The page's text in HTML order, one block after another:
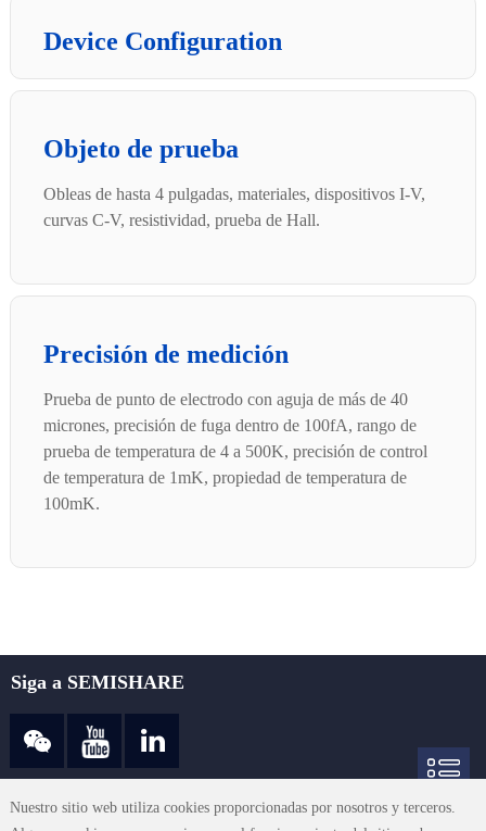
Nuestro sitio web utiliza cookies proporcionadas por nosotros y terceros.
Device Configuration
Objeto de prueba
Obleas de hasta 4 pulgadas, materiales, dispositivos I-V,
curvas C-V, resistividad, prueba de Hall.
Precisión de medición
Prueba de punto de electrodo con aguja de más de 40
micrones, precisión de fuga dentro de 100fA, rango de
prueba de temperatura de 4 a 500K, precisión de control
de temperatura de 1mK, propiedad de temperatura de
100mK.
Siga a SEMISHARE